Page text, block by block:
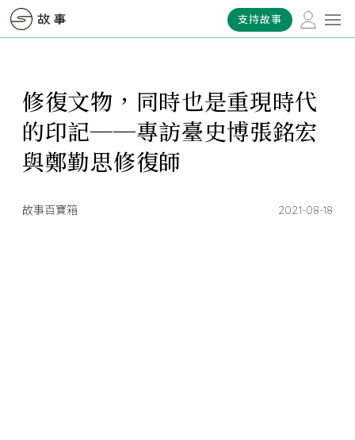
支持故事
修復文物，同時也是重現時代
的印記──專訪臺史博張銘宏
與鄭勤思修復師
故事百寶箱 2021-08-18